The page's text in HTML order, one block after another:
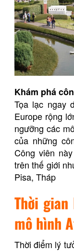
Khám phá
Tọa lạc ngay
Europe rộng
ngưỡng các
của những
Công viên
trên thế giới
Pisa, Tháp
Thời
mô hình
Thời điểm lý